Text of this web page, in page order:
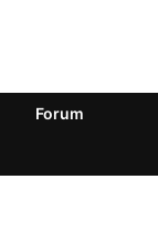
Forum